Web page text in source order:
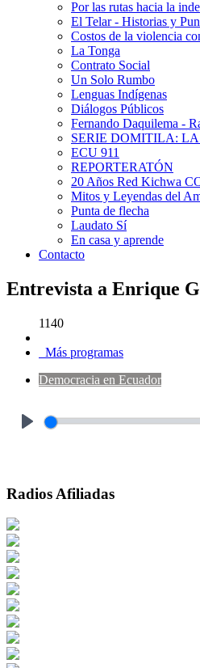
Por las rutas hacia la
El Telar - Historias y
Costos de la violencia
La Tonga
Contrato Social
Un Solo Rumbo
Lenguas Indígenas
Diálogos Públicos
Fernando Daquilema -
SERIE DOMITILA:
ECU 911
REPORTERATÓN
20 Años Red Kichwa
Mitos y Leyendas del
Punta de flecha
Laudato Sí
En casa y aprende
Contacto
Entrevista a Enrique
1140
Más programas
Democracia en Ecuador
Radios Afiliadas